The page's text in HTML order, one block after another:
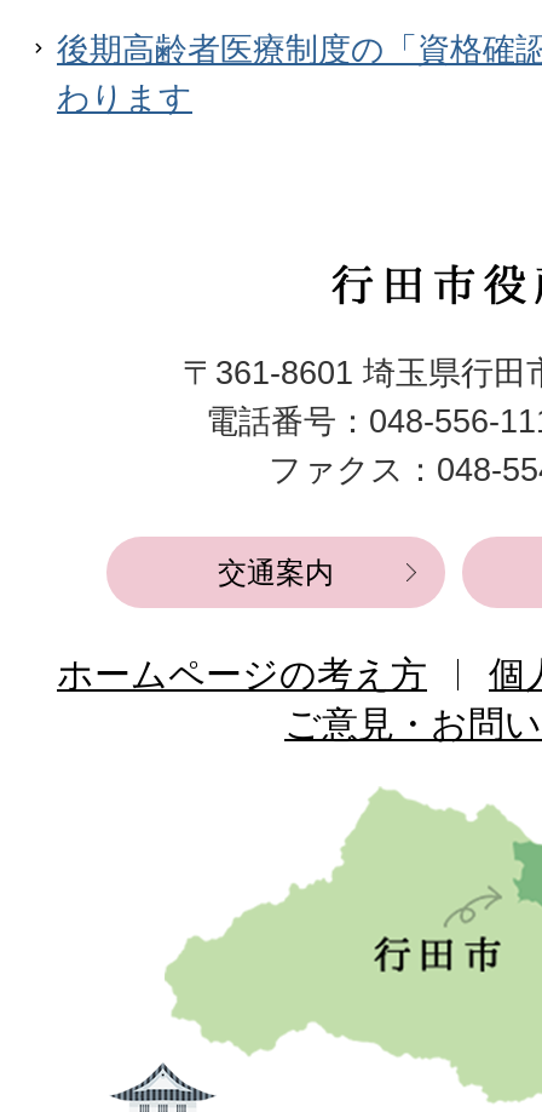
後期高齢者医療制度の「資格確
わります
行
市
役
所
〒361-8601 埼玉県行田
電話番号：048-556-
ファクス：048-
交通案内
ホームページの考え方
個
ご意見・お問